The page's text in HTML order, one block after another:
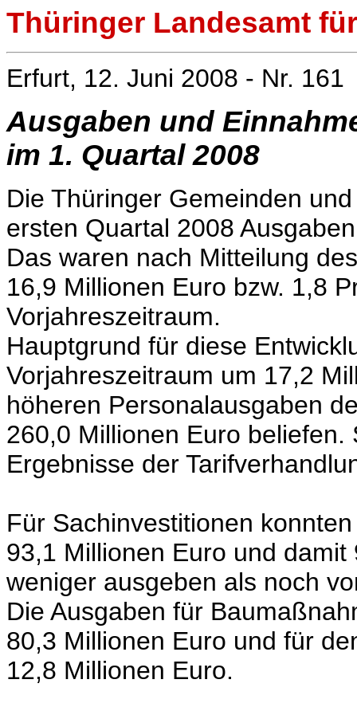
Thüringer Landesamt
Erfurt, 12. Juni 2008 - Nr. 161
Ausgaben und
im 1. Quartal 2008
Die Thüringer Gemeinden
ersten Quartal 2008
Das waren nach Mitteilung
16,9 Millionen Euro bzw. 1,8
Vorjahreszeitraum.
Hauptgrund für diese
Vorjahreszeitraum um 17,2
höheren Personalausgaben
260,0 Millionen Euro
Ergebnisse der
Für Sachinvestitionen
93,1 Millionen Euro und
weniger ausgeben als noch
Die Ausgaben für
80,3 Millionen Euro und für
12,8 Millionen Euro.